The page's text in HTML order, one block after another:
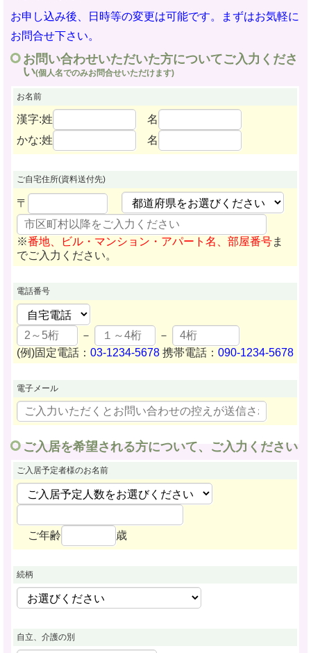
お申し込み後、日時等の変更は可能です。まずはお気軽に
お問合せ下さい。
お問い合わせいただいた方についてご入力くださ
い(個人名でのみお問合せいただけます)
お名前
漢字:姓
名
かな:姓
名
ご自宅住所(資料送付先)
〒
※番地、ビル・マンション・アパート名、部屋番号ま
でご入力ください。
電話番号
－
－
(例)固定電話：03-1234-5678 携帯電話：090-1234-5678
電子メール
ご入居を希望される方について、ご入力ください
ご入居予定者様のお名前
ご年齢 歳
続柄
自立、介護の別